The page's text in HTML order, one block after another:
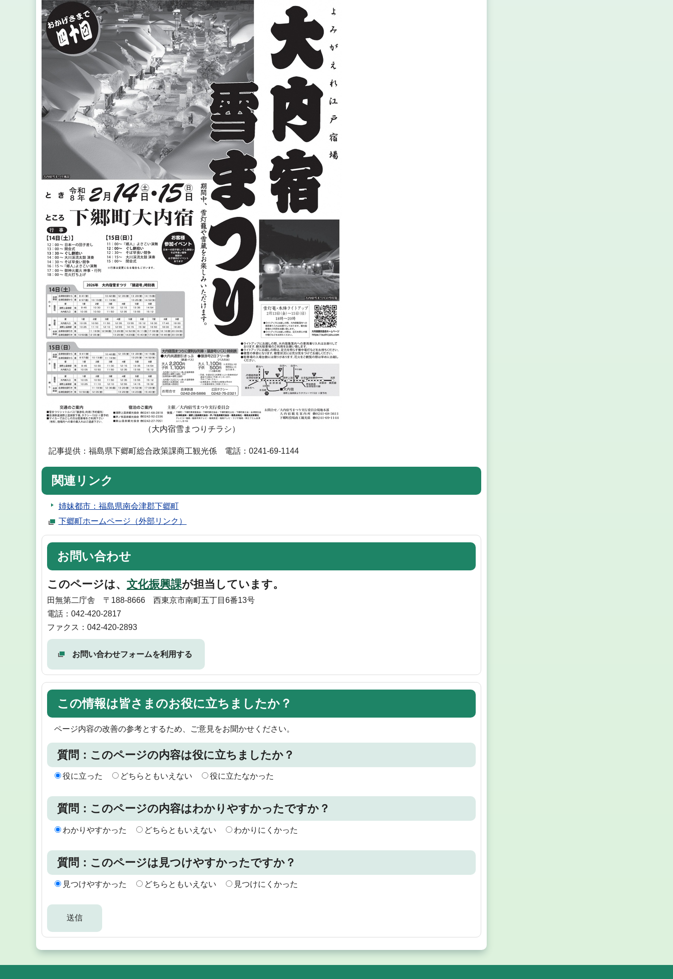
（大内宿雪まつりチラシ）
記事提供：福島県下郷町総合政策課商工観光係 電話：0241-69-1144
関連リンク
姉妹都市：福島県南会津郡下郷町
下郷町ホームページ（外部リンク）
お問い合わせ
このページは、 文化振興課が担当しています。
田無第二庁舎 〒188-8666 西東京市南町五丁目6番13号
電話：042-420-2817
ファクス：042-420-2893
お問い合わせフォームを利用する
この情報は皆さまのお役に立ちましたか？
ページ内容の改善の参考とするため、ご意見をお聞かせください。
質問：このページの内容は役に立ちましたか？
役に立った どちらともいえない 役に立たなかった
質問：このページの内容はわかりやすかったですか？
わかりやすかった どちらともいえない わかりにくかった
質問：このページは見つけやすかったですか？
見つけやすかった どちらともいえない 見つけにくかった